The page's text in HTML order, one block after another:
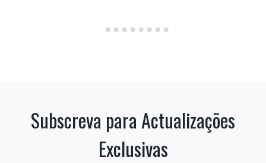
Subscreva para Actualizações
Exclusivas